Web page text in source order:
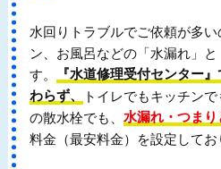
水回りトラブルでご依頼が多
ン、お風呂などの「水漏れ」
す。
『水道修理受付センター
わらず、
トイレでもキッチン
の散水栓でも、 水漏れ・つま
料金（最安料金）を設定してお